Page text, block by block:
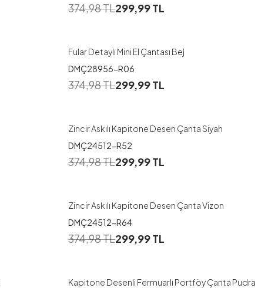
374,98TL299,99TL
Fular Detaylı Mini El Çantası Bej
DMÇ28956-R06
374,98TL299,99TL
Zincir Askılı Kapitone Desen Çanta Siyah
DMÇ24512-R52
374,98TL299,99TL
Zincir Askılı Kapitone Desen Çanta Vizon
DMÇ24512-R64
374,98TL299,99TL
Kapitone Desenli Fermuarlı Portföy Çanta Pudra